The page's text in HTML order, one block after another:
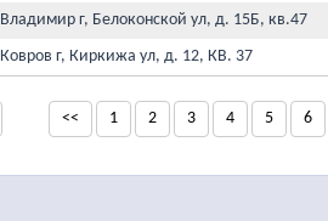
Владимир г, Белоконской ул, д. 15Б, кв.47
Ковров г, Киркижа ул, д. 12, КВ. 37
<< 1 2 3 4 5 6